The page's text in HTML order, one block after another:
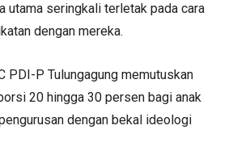
utama seringkali terletak pada cara
dengan mereka.
PDI-P Tulungagung memutuskan
20 hingga 30 persen bagi anak
dengan bekal ideologi